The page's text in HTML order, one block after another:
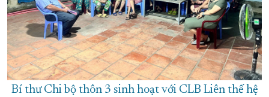
Bí thư Chi bộ thôn 3 sinh hoạt với CLB Liên thế hệ